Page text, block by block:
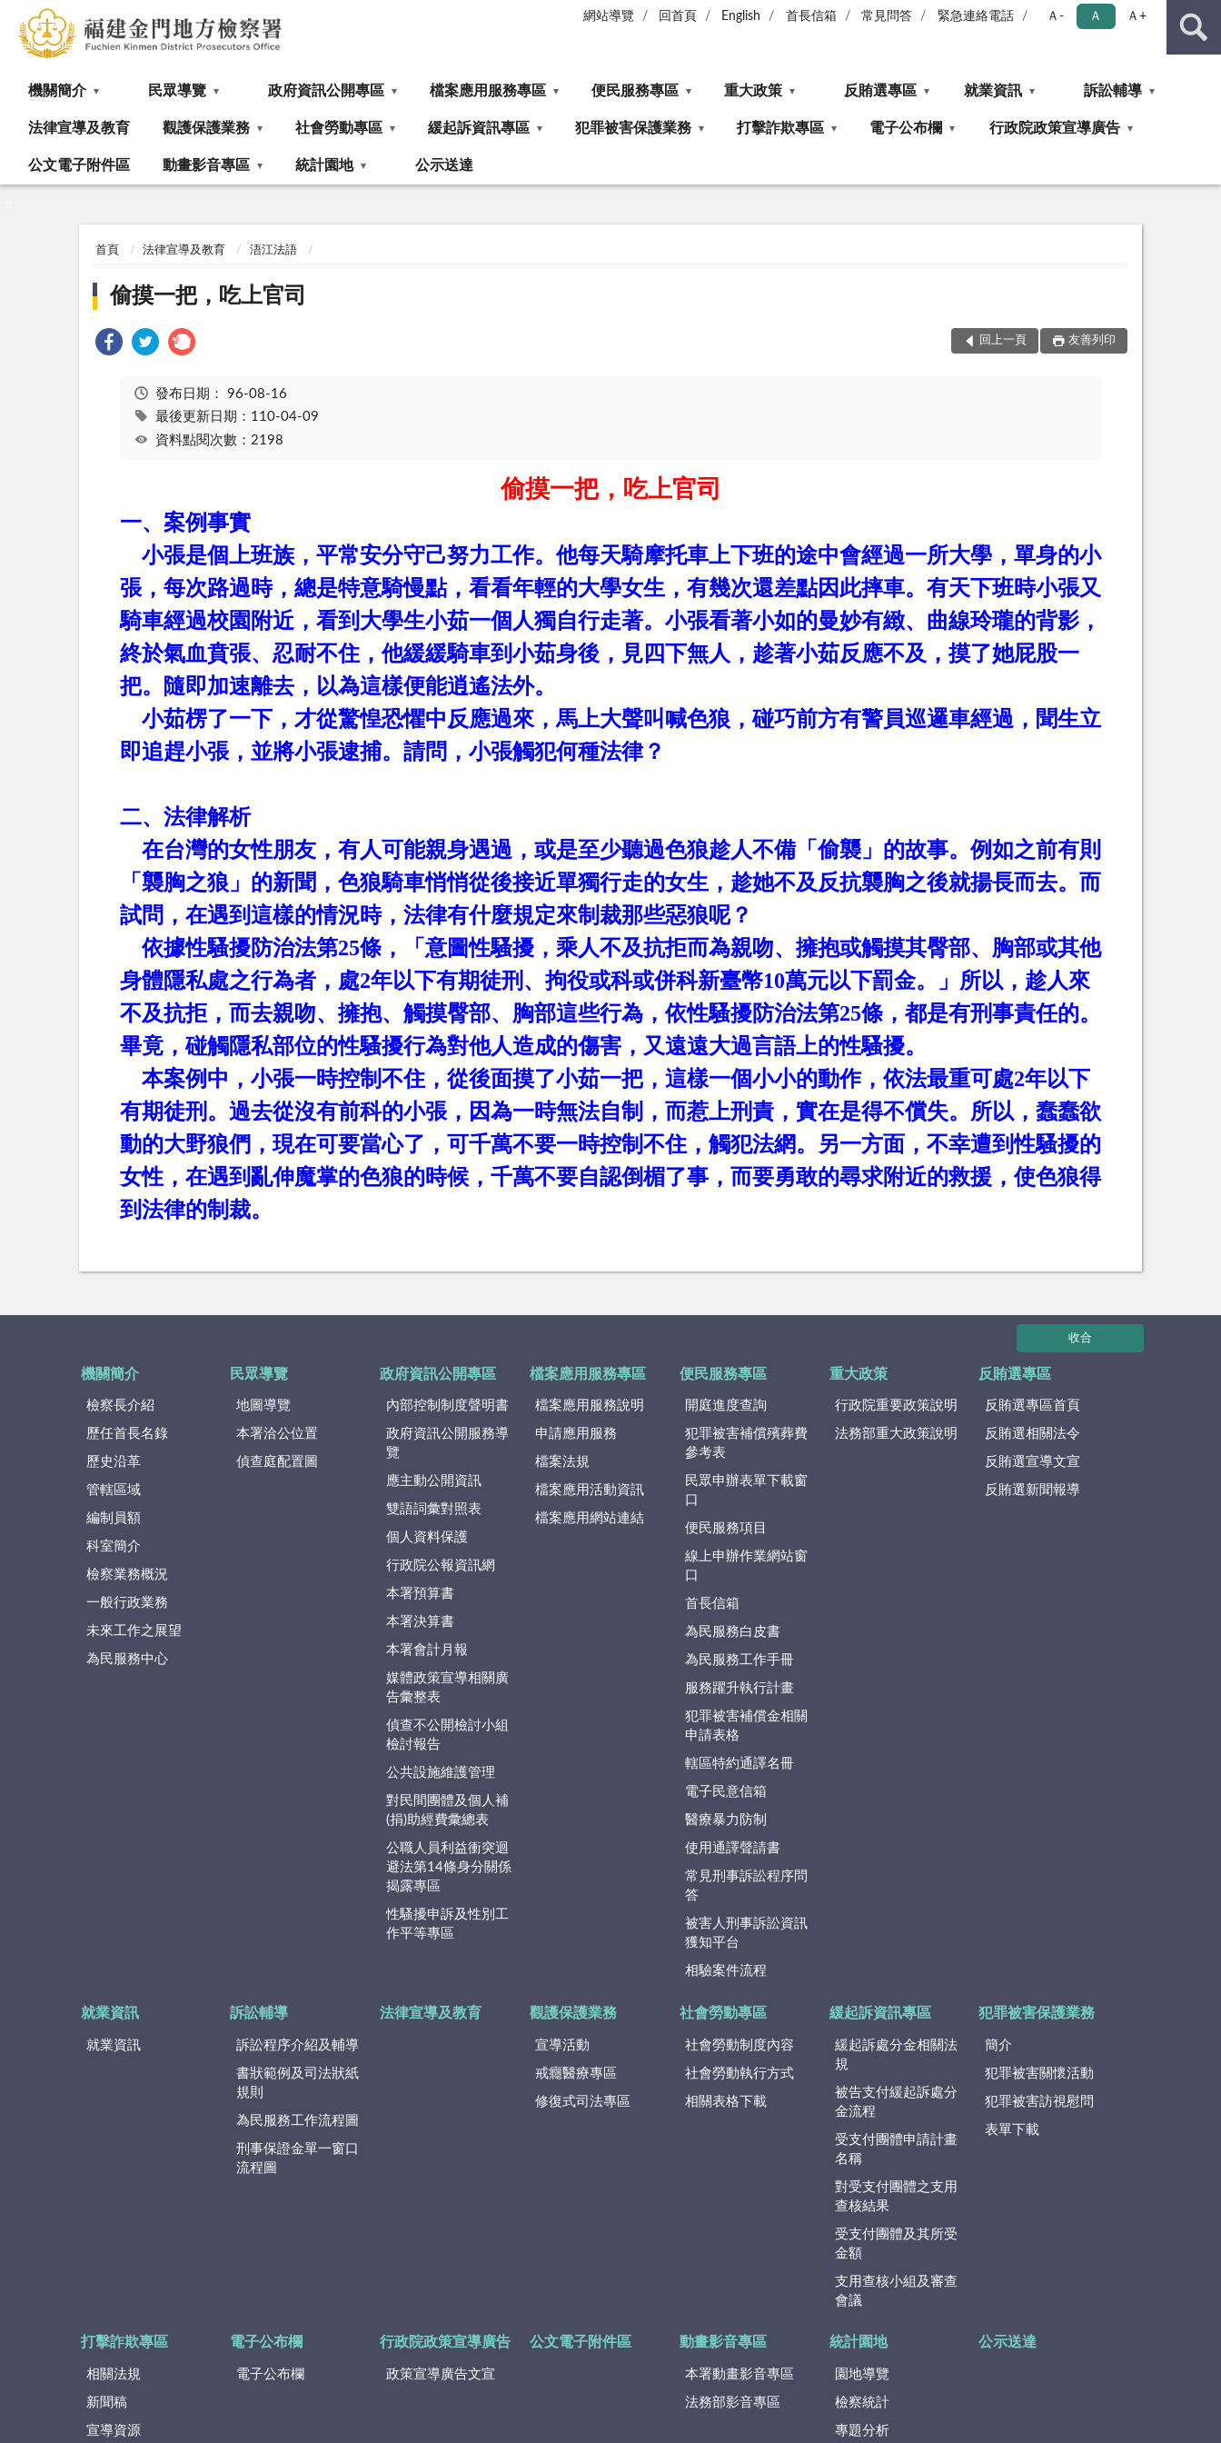
網站導覽 回首頁 English 首長信箱 常見問答 緊急連絡電話 Ａ- Ａ Ａ+
機關簡介 民眾導覽 政府資訊公開專區 檔案應用服務專區 便民服務專區 重大政策 反賄選專區 就業資訊 訴訟輔導
法律宣導及教育 觀護保護業務 社會勞動專區 緩起訴資訊專區 犯罪被害保護業務 打擊詐欺專區 電子公布欄 行政院政策宣導廣告
公文電子附件區 動畫影音專區 統計園地 公示送達
首頁 法律宣導及教育 浯江法語
偷摸一把，吃上官司
回上一頁 友善列印
發布日期： 96-08-16
最後更新日期：110-04-09
資料點閱次數：2198
偷摸一把，吃上官司
一、案例事實
小張是個上班族，平常安分守己努力工作。他每天騎摩托車上下班的途中會經過一所大學，單身的小
張，每次路過時，總是特意騎慢點，看看年輕的大學女生，有幾次還差點因此摔車。有天下班時小張又
騎車經過校園附近，看到大學生小茹一個人獨自行走著。小張看著小如的曼妙有緻、曲線玲瓏的背影，
終於氣血賁張、忍耐不住，他緩緩騎車到小茹身後，見四下無人，趁著小茹反應不及，摸了她屁股一
把。隨即加速離去，以為這樣便能逍遙法外。
小茹楞了一下，才從驚惶恐懼中反應過來，馬上大聲叫喊色狼，碰巧前方有警員巡邏車經過，聞生立
即追趕小張，並將小張逮捕。請問，小張觸犯何種法律？
二、法律解析
在台灣的女性朋友，有人可能親身遇過，或是至少聽過色狼趁人不備「偷襲」的故事。例如之前有則
「襲胸之狼」的新聞，色狼騎車悄悄從後接近單獨行走的女生，趁她不及反抗襲胸之後就揚長而去。而
試問，在遇到這樣的情況時，法律有什麼規定來制裁那些惡狼呢？
依據性騷擾防治法第25條，「意圖性騷擾，乘人不及抗拒而為親吻、擁抱或觸摸其臀部、胸部或其他
身體隱私處之行為者，處2年以下有期徒刑、拘役或科或併科新臺幣10萬元以下罰金。」所以，趁人來
不及抗拒，而去親吻、擁抱、觸摸臀部、胸部這些行為，依性騷擾防治法第25條，都是有刑事責任的。
畢竟，碰觸隱私部位的性騷擾行為對他人造成的傷害，又遠遠大過言語上的性騷擾。
本案例中，小張一時控制不住，從後面摸了小茹一把，這樣一個小小的動作，依法最重可處2年以下
有期徒刑。過去從沒有前科的小張，因為一時無法自制，而惹上刑責，實在是得不償失。所以，蠢蠢欲
動的大野狼們，現在可要當心了，可千萬不要一時控制不住，觸犯法網。另一方面，不幸遭到性騷擾的
女性，在遇到亂伸魔掌的色狼的時候，千萬不要自認倒楣了事，而要勇敢的尋求附近的救援，使色狼得
到法律的制裁。
收合
機關簡介
檢察長介紹
歷任首長名錄
歷史沿革
管轄區域
編制員額
科室簡介
檢察業務概況
一般行政業務
未來工作之展望
為民服務中心
民眾導覽
地圖導覽
本署洽公位置
偵查庭配置圖
政府資訊公開專區
內部控制制度聲明書
政府資訊公開服務導
覽
應主動公開資訊
雙語詞彙對照表
個人資料保護
行政院公報資訊網
本署預算書
本署決算書
本署會計月報
媒體政策宣導相關廣
告彙整表
偵查不公開檢討小組
檢討報告
公共設施維護管理
對民間團體及個人補
(捐)助經費彙總表
公職人員利益衝突迴
避法第14條身分關係
揭露專區
性騷擾申訴及性別工
作平等專區
檔案應用服務專區
檔案應用服務說明
申請應用服務
檔案法規
檔案應用活動資訊
檔案應用網站連結
便民服務專區
開庭進度查詢
犯罪被害補償殯葬費
參考表
民眾申辦表單下載窗
口
便民服務項目
線上申辦作業網站窗
口
首長信箱
為民服務白皮書
為民服務工作手冊
服務躍升執行計畫
犯罪被害補償金相關
申請表格
轄區特約通譯名冊
電子民意信箱
醫療暴力防制
使用通譯聲請書
常見刑事訴訟程序問
答
被害人刑事訴訟資訊
獲知平台
相驗案件流程
重大政策
行政院重要政策說明
法務部重大政策說明
反賄選專區
反賄選專區首頁
反賄選相關法令
反賄選宣導文宣
反賄選新聞報導
就業資訊
就業資訊
訴訟輔導
訴訟程序介紹及輔導
書狀範例及司法狀紙
規則
為民服務工作流程圖
刑事保證金單一窗口
流程圖
法律宣導及教育 觀護保護業務
宣導活動
戒癮醫療專區
修復式司法專區
社會勞動專區
社會勞動制度內容
社會勞動執行方式
相關表格下載
緩起訴資訊專區
緩起訴處分金相關法
規
被告支付緩起訴處分
金流程
受支付團體申請計畫
名稱
對受支付團體之支用
查核結果
受支付團體及其所受
金額
支用查核小組及審查
會議
犯罪被害保護業務
簡介
犯罪被害關懷活動
犯罪被害訪視慰問
表單下載
打擊詐欺專區
相關法規
新聞稿
宣導資源
電子公布欄
電子公布欄
行政院政策宣導廣告
政策宣導廣告文宣
公文電子附件區 動畫影音專區
本署動畫影音專區
法務部影音專區
統計園地
園地導覽
檢察統計
專題分析
公示送達